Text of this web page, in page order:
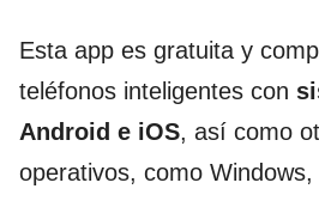
Esta app es gratuita y
teléfonos inteligentes con
Android e iOS, así como
operativos, como Windows,